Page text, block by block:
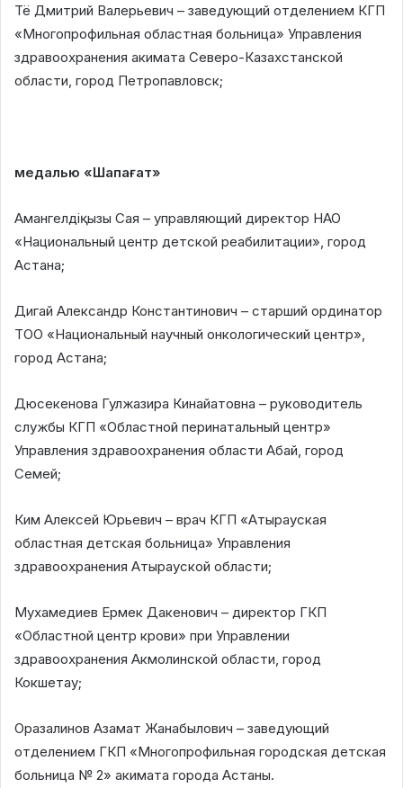
Тё Дмитрий Валерьевич – заведующий отделением КГП
«Многопрофильная областная больница» Управления
здравоохранения акимата Северо-Казахстанской
области, город Петропавловск;
медалью «Шапағат»
Амангелдіқызы Сая – управляющий директор НАО
«Национальный центр детской реабилитации», город
Астана;
Дигай Александр Константинович – старший ординатор
ТОО «Национальный научный онкологический центр»,
город Астана;
Дюсекенова Гулжазира Кинайатовна – руководитель
службы КГП «Областной перинатальный центр»
Управления здравоохранения области Абай, город
Семей;
Ким Алексей Юрьевич – врач КГП «Атырауская
областная детская больница» Управления
здравоохранения Атырауской области;
Мухамедиев Ермек Дакенович – директор ГКП
«Областной центр крови» при Управлении
здравоохранения Акмолинской области, город
Кокшетау;
Оразалинов Азамат Жанабылович – заведующий
отделением ГКП «Многопрофильная городская детская
больница № 2» акимата города Астаны.